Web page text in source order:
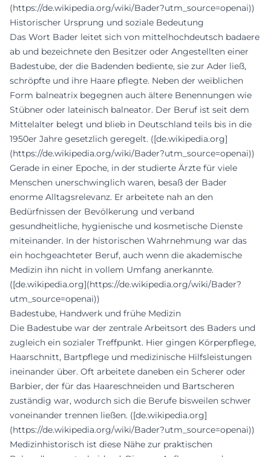
(https://de.wikipedia.org/wiki/Bader?utm_source=openai))
Historischer Ursprung und soziale Bedeutung
Das Wort Bader leitet sich von mittelhochdeutsch badaere
ab und bezeichnete den Besitzer oder Angestellten einer
Badestube, der die Badenden bediente, sie zur Ader ließ,
schröpfte und ihre Haare pflegte. Neben der weiblichen
Form balneatrix begegnen auch ältere Benennungen wie
Stübner oder lateinisch balneator. Der Beruf ist seit dem
Mittelalter belegt und blieb in Deutschland teils bis in die
1950er Jahre gesetzlich geregelt. ([de.wikipedia.org]
(https://de.wikipedia.org/wiki/Bader?utm_source=openai))
Gerade in einer Epoche, in der studierte Ärzte für viele
Menschen unerschwinglich waren, besaß der Bader
enorme Alltagsrelevanz. Er arbeitete nah an den
Bedürfnissen der Bevölkerung und verband
gesundheitliche, hygienische und kosmetische Dienste
miteinander. In der historischen Wahrnehmung war das
ein hochgeachteter Beruf, auch wenn die akademische
Medizin ihn nicht in vollem Umfang anerkannte.
([de.wikipedia.org](https://de.wikipedia.org/wiki/Bader?
utm_source=openai))
Badestube, Handwerk und frühe Medizin
Die Badestube war der zentrale Arbeitsort des Baders und
zugleich ein sozialer Treffpunkt. Hier gingen Körperpflege,
Haarschnitt, Bartpflege und medizinische Hilfsleistungen
ineinander über. Oft arbeitete daneben ein Scherer oder
Barbier, der für das Haareschneiden und Bartscheren
zuständig war, wodurch sich die Berufe bisweilen schwer
voneinander trennen ließen. ([de.wikipedia.org]
(https://de.wikipedia.org/wiki/Bader?utm_source=openai))
Medizinhistorisch ist diese Nähe zur praktischen